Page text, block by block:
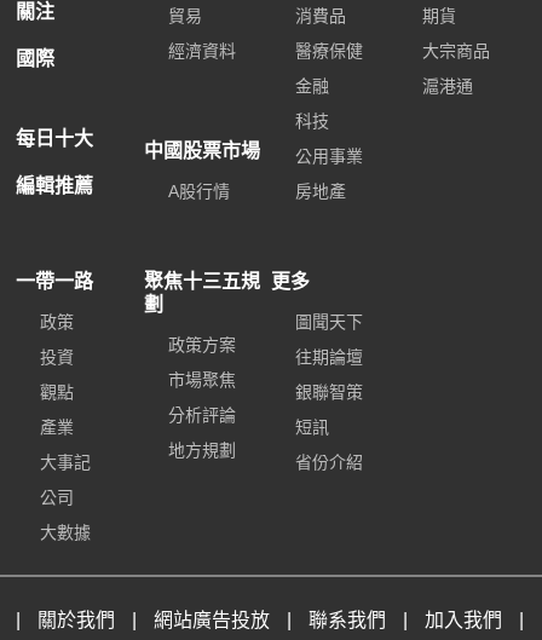
關注
國際
每日十大
編輯推薦
貿易
經濟資料
中國股票市場
A股行情
消費品
醫療保健
金融
科技
公用事業
房地產
期貨
大宗商品
滬港通
一帶一路
政策
投資
觀點
產業
大事記
公司
大數據
聚焦十三五規
劃
政策方案
市場聚焦
分析評論
地方規劃
更多
圖聞天下
往期論壇
銀聯智策
短訊
省份介紹
關於我們 網站廣告投放 聯系我們 加入我們